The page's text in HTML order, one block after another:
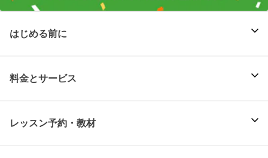
はじめる前に
料金とサービス
レッスン予約・教材